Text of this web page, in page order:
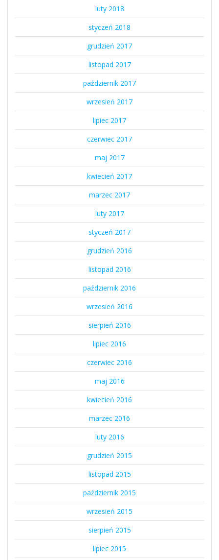
luty 2018
styczeń 2018
grudzień 2017
listopad 2017
październik 2017
wrzesień 2017
lipiec 2017
czerwiec 2017
maj 2017
kwiecień 2017
marzec 2017
luty 2017
styczeń 2017
grudzień 2016
listopad 2016
październik 2016
wrzesień 2016
sierpień 2016
lipiec 2016
czerwiec 2016
maj 2016
kwiecień 2016
marzec 2016
luty 2016
grudzień 2015
listopad 2015
październik 2015
wrzesień 2015
sierpień 2015
lipiec 2015